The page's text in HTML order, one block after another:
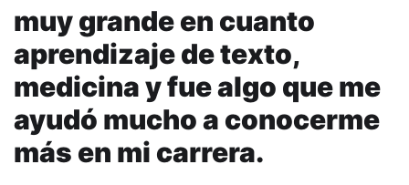
muy grande en cuanto
aprendizaje de texto,
medicina y fue algo que me
ayudó mucho a conocerme
más en mi carrera.